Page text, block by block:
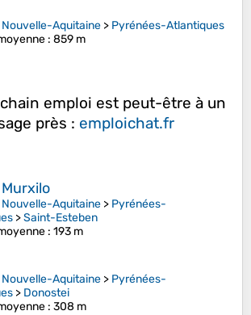
Nouvelle-Aquitaine > Pyrénées-Atlantiques
: 859 m
emploi est peut-être à un
près : emploichat.fr
Nouvelle-Aquitaine > Pyrénées-
>Saint-Esteben
: 193 m
Nouvelle-Aquitaine > Pyrénées-
> Donostei
: 308 m